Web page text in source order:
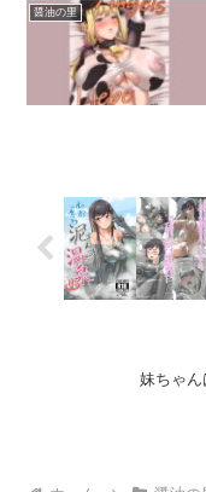
醤油の里
妹ちゃ